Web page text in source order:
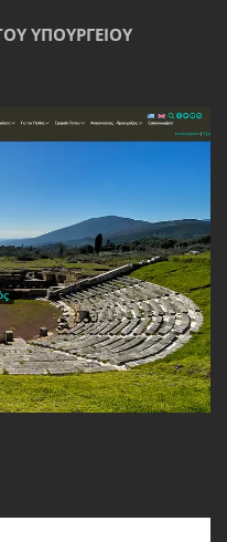
ΥΠΟΥΡΓΕΊΟΥ